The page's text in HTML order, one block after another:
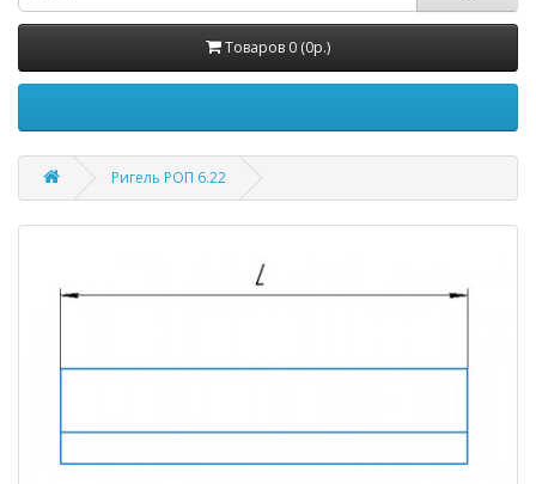
Товаров 0 (0р.)
Ригель РОП 6.22